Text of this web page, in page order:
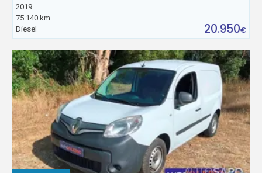
2019
75.140 km
Diesel
20.950€